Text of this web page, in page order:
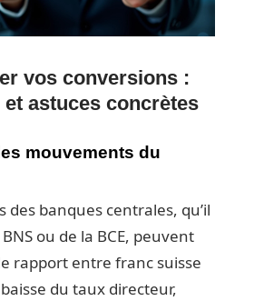
vos conversions :
et astuces concrètes
mouvements du
des banques centrales, qu’il
BNS ou de la BCE, peuvent
rapport entre franc suisse
du taux directeur,